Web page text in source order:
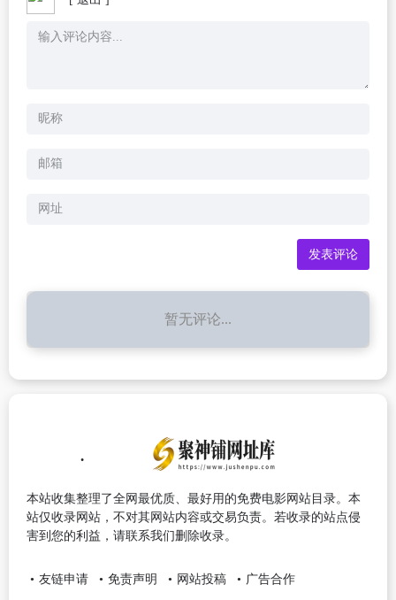
暂无评论...
本站收集整理了全网最优质、最好用的免费电影网站目录。本
站仅收录网站，不对其网站内容或交易负责。若收录的站点侵
害到您的利益，请联系我们删除收录。
友链申请 免责声明 网站投稿 广告合作